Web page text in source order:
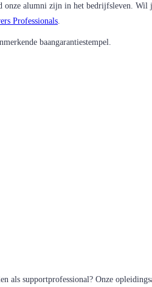
alumni zijn in het bedrijfsleven. Wil
Professionals
baangarantiestempel.
supportprofessional? Onze